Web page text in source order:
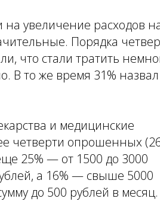
увеличение расходов
Порядка
что стали тратить
В то же время 31% назвал
и медицинские
четверти опрошенных
25% — от 1500 до 3000
а 16% — свыше 5000
до 500 рублей в месяц.